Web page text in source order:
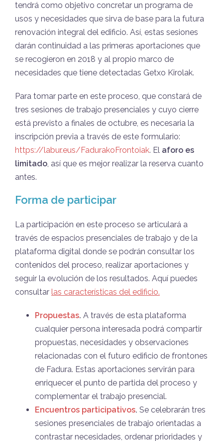
tendrá como objetivo concretar un programa de
usos y necesidades que sirva de base para la futura
renovación integral del edificio. Así, estas sesiones
darán continuidad a las primeras aportaciones que
se recogieron en 2018 y al propio marco de
necesidades que tiene detectadas Getxo Kirolak.
Para tomar parte en este proceso, que constará de
tres sesiones de trabajo presenciales y cuyo cierre
está previsto a finales de octubre, es necesaria la
inscripción previa a través de este formulario:
https://labur.eus/FadurakoFrontoiak. El aforo es
limitado, así que es mejor realizar la reserva cuanto
antes.
Forma de participar
La participación en este proceso se articulará a
través de espacios presenciales de trabajo y de la
plataforma digital donde se podrán consultar los
contenidos del proceso, realizar aportaciones y
seguir la evolución de los resultados. Aquí puedes
consultar las características del edificio.
Propuestas. A través de esta plataforma
cualquier persona interesada podrá compartir
propuestas, necesidades y observaciones
relacionadas con el futuro edificio de frontones
de Fadura. Estas aportaciones servirán para
enriquecer el punto de partida del proceso y
complementar el trabajo presencial.
Encuentros participativos. Se celebrarán tres
sesiones presenciales de trabajo orientadas a
contrastar necesidades, ordenar prioridades y